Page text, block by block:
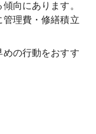
向にあります。
理費・修繕積立
の行動をおすす